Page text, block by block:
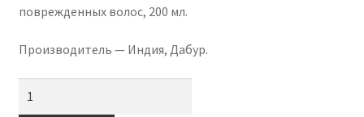
поврежденных волос, 200 мл.
Производитель — Индия, Дабур.